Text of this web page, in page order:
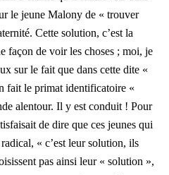
le jeune Malony de « trouver
Cette solution, c’est la
façon de voir les choses ; moi, je
sur le fait que dans cette dite «
fait le primat identificatoire «
alentour. Il y est conduit ! Pour
de dire que ces jeunes qui
« c’est leur solution, ils
pas ainsi leur « solution »,